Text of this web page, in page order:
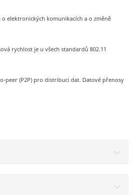
elektronických komunikacích a o změně
rychlost je u všech standardů 802.11
peer (P2P) pro distribuci dat. Datové přenosy